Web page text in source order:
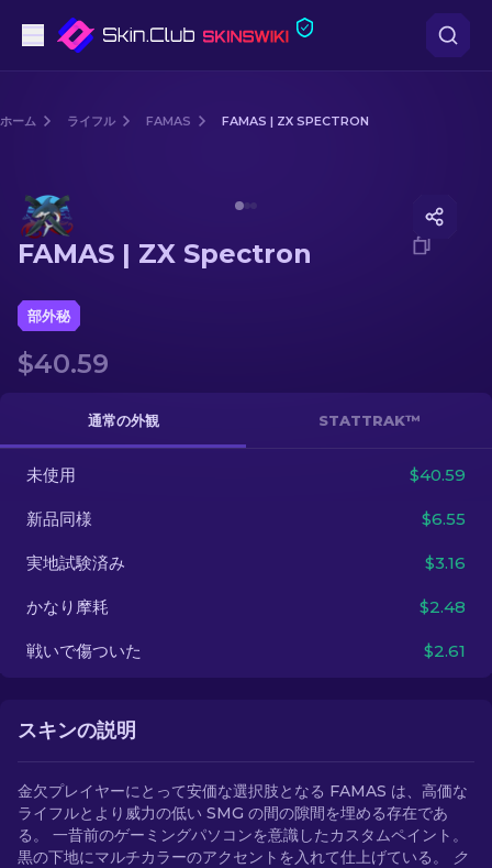
ライフル
スナイパーライフル
ナイフ
グローブ
ケース
その他
ホーム ライフル FAMAS FAMAS | ZX SPECTRON
FAMAS | ZX Spectron
部外秘
$40.59
通常の外観 STATTRAK™
未使用 $40.59
新品同様 $6.55
実地試験済み $3.16
かなり摩耗 $2.48
戦いで傷ついた $2.61
スキンの説明
金欠プレイヤーにとって安価な選択肢となる FAMAS は、高価な
ライフルとより威力の低い SMG の間の隙間を埋める存在であ
る。 一昔前のゲーミングパソコンを意識したカスタムペイント。
黒の下地にマルチカラーのアクセントを入れて仕上げている。
ク